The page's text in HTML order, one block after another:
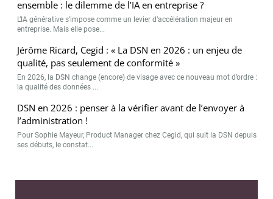
ensemble : le dilemme de l’IA en entreprise ?
L’IA générative s’impose comme un levier d’accélération majeur en
entreprise. Mais elle pose...
Jérôme Ricard, Cegid : « La DSN en 2026 : un enjeu de
qualité, pas seulement de conformité »
En 2026, la DSN change (encore) de visage avec ce nouveau mot d’ordre :
la qualité des données ...
DSN en 2026 : penser à la vérifier avant de l’envoyer à
l’administration !
Pour Sophie Mayeur, Product Manager chez Cegid, qui suit la DSN depuis
ses débuts, le constat...